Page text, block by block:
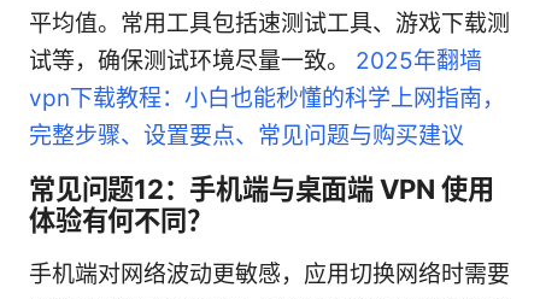
平均值。常用工具包括速测试工具、游戏下载测
试等，确保测试环境尽量一致。 2025年翻墙
vpn下载教程：小白也能秒懂的科学上网指南，
完整步骤、设置要点、常见问题与购买建议
常见问题12：手机端与桌面端 VPN 使用
体验有何不同？
手机端对网络波动更敏感，应用切换网络时需要